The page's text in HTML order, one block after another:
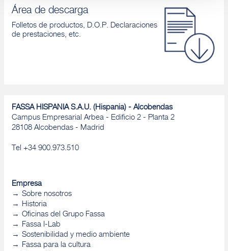
Área de descarga
Folletos de productos, D.O.P. Declaraciones
de prestaciones, etc.
FASSA HISPANIA S.A.U. (Hispania) - Alcobendas
Campus Empresarial Arbea - Edificio 2 - Planta 2
28108 Alcobendas - Madrid
Tel +34 900.973.510
Empresa
Sobre nosotros
Historia
Oficinas del Grupo Fassa
Fassa I-Lab
Sostenibilidad y medio ambiente
Fassa para la cultura